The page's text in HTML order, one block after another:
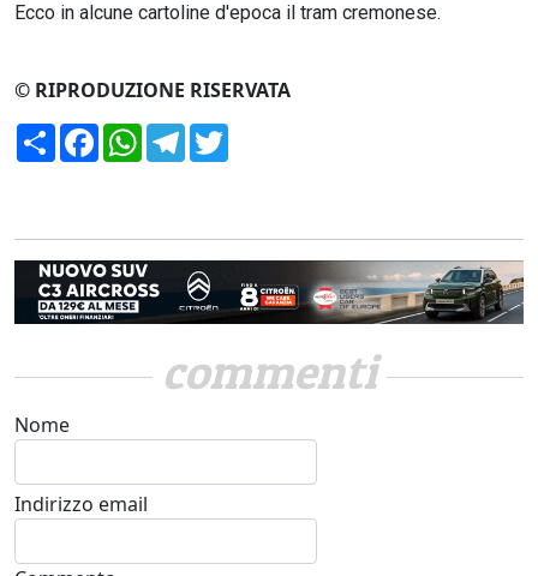
Ecco in alcune cartoline d'epoca il tram cremonese.
© RIPRODUZIONE RISERVATA
CondividiFacebookWhatsApp
Telegram
commenti
Nome
Indirizzo email